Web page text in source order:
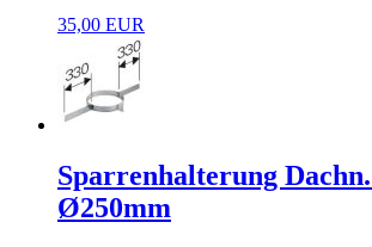
35,00 EUR
Sparrenhalterung Dachn.
Ø250mm